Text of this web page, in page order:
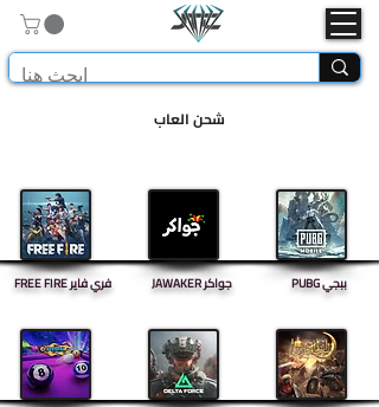
شحن العاب
PUBG ببجي JAWAKER جواكر FREE FIRE فري فاير